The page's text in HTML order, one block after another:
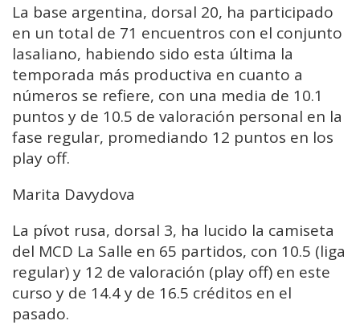
La base argentina, dorsal 20, ha participado
en un total de 71 encuentros con el conjunto
lasaliano, habiendo sido esta última la
temporada más productiva en cuanto a
números se refiere, con una media de 10.1
puntos y de 10.5 de valoración personal en la
fase regular, promediando 12 puntos en los
play off.
Marita Davydova
La pívot rusa, dorsal 3, ha lucido la camiseta
del MCD La Salle en 65 partidos, con 10.5 (liga
regular) y 12 de valoración (play off) en este
curso y de 14.4 y de 16.5 créditos en el
pasado.